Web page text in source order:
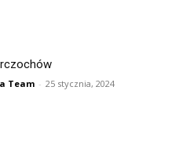
Team - 25 stycznia, 2024